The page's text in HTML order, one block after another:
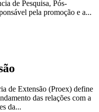
de Pesquisa, Pós-
pela promoção e a...
de Extensão (Proex) define
das relações com a
da...